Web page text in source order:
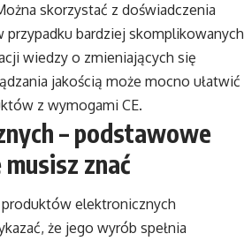
skorzystać z doświadczenia
bardziej skomplikowanych
wiedzy o zmieniających się
jakością może mocno ułatwić
z wymogami CE.
– podstawowe
znać
elektronicznych
że jego wyrób spełnia